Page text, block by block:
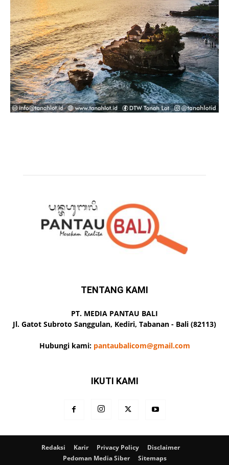
TENTANG KAMI
PT. MEDIA PANTAU BALI
Jl. Gatot Subroto Sanggulan, Kediri, Tabanan - Bali (82113)
Hubungi kami: pantaubalicom@gmail.com
IKUTI KAMI
Redaksi Karir Privacy Policy
Disclaimer
Pedoman Media Siber
Sitemaps